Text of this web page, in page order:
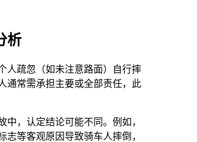
析
人疏忽（如未注意路面）自行摔
通常需承担主要或全部责任，此
，认定结论可能不同。例如，
志等客观原因导致骑车人摔倒，